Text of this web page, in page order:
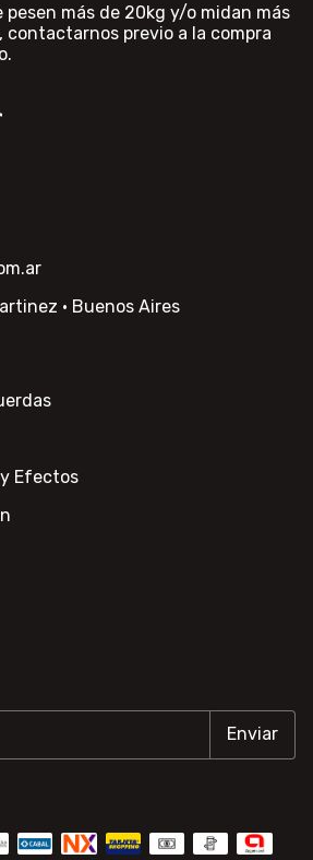
pesen más de 20kg y/o midan más
contactarnos previo a la compra
· Buenos Aires
Efectos